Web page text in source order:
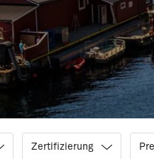
Zertifizierung